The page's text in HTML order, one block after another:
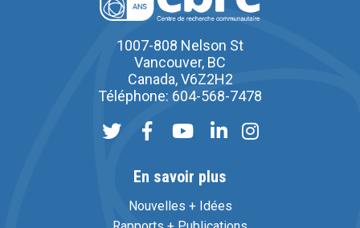
1007-808 Nelson St
Vancouver, BC
Canada, V6Z2H2
Téléphone: 604-568-7478
En savoir plus
Nouvelles + Idées